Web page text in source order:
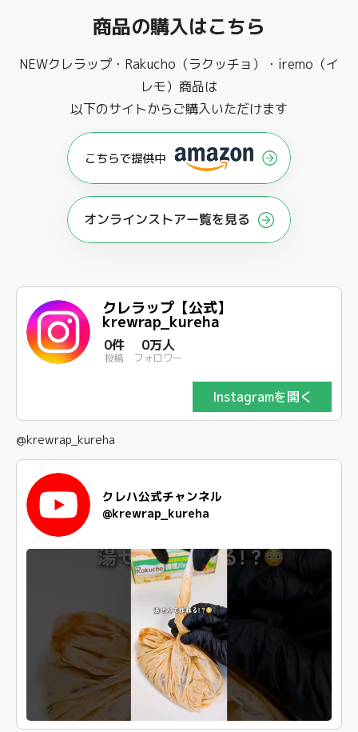
商品の購入はこちら
NEWクレラップ・Rakucho（ラクッチョ）・iremo（イ
レモ）商品は
以下のサイトからご購入いただけます
オンラインストアー覧を見る
クレラップ【公式】
krewrap_kureha
0件
投稿
0万人
フォロワー
Instagramを開く
@krewrap_kureha
クレハ公式チャンネル
@krewrap_kureha